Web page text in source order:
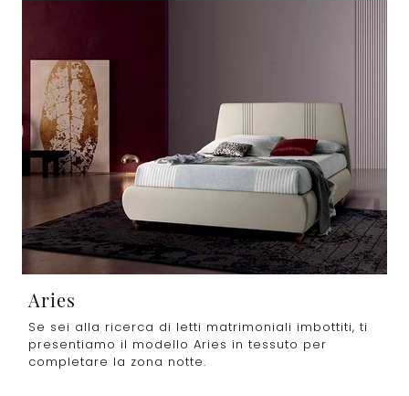
Aries
Se sei alla ricerca di letti matrimoniali imbottiti, ti
presentiamo il modello Aries in tessuto per
completare la zona notte.